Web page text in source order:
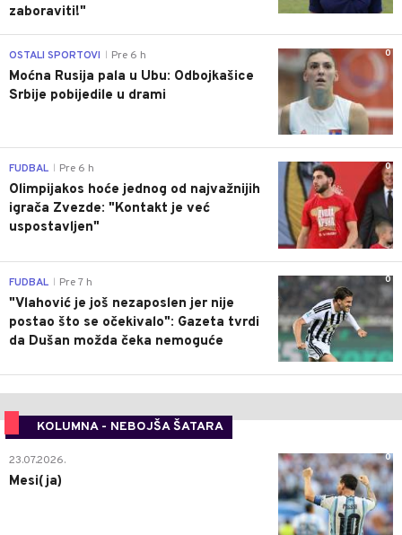
zaboraviti!"
0
OSTALI SPORTOVI Pre 6 h
Moćna Rusija pala u Ubu: Odbojkašice
Srbije pobijedile u drami
0
FUDBAL Pre 6 h
Olimpijakos hoće jednog od najvažnijih
igrača Zvezde: "Kontakt je već
uspostavljen"
0
FUDBAL Pre 7 h
"Vlahović je još nezaposlen jer nije
postao što se očekivalo": Gazeta tvrdi
da Dušan možda čeka nemoguće
KOLUMNA - NEBOJŠA ŠATARA
0
23.07.2026.
Mesi(ja)